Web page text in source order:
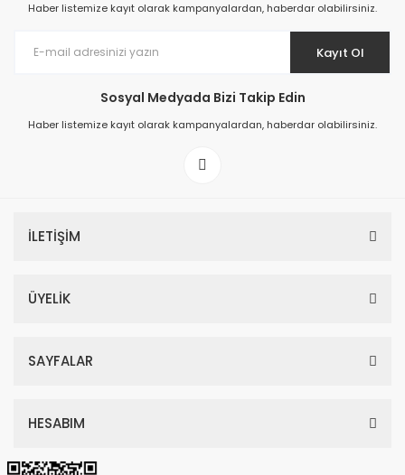
Prime ArtDECO Duvar Kağıdı Tutkalı 500 gr
199,00 TL
Haber listemize kayıt olarak kampanyalardan, haberdar olabilirsiniz.
Kayıt Ol
Sosyal Medyada Bizi Takip Edin
Haber listemize kayıt olarak kampanyalardan, haberdar olabilirsiniz.
İLETİŞİM
ÜYELİK
SAYFALAR
HESABIM